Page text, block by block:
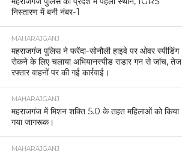
निस्तारण में बनी नंबर-1
MAHARAJGANJ
महराजगंज पुलिस ने फरेंदा-सोनौली हाइवे पर ओवर स्पीडिंग
रोकने के लिए चलाया अभियानस्पीड राडार गन से जांच, तेज
रफ्तार वाहनों पर की गई कार्रवाई।
MAHARAJGANJ
महराजगंज में मिशन शक्ति 5.0 के तहत महिलाओं को किया
गया जागरूक।
MAHARAJGANJ